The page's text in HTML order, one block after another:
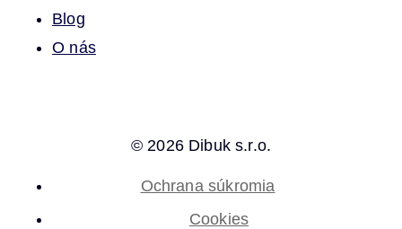
Blog
O nás
© 2026 Dibuk s.r.o.
Ochrana súkromia
Cookies